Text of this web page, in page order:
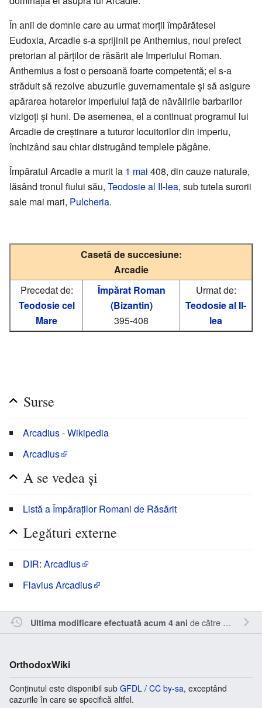
În anii de domnie care au urmat morții împărătesei
Eudoxia, Arcadie s-a sprijinit pe Anthemius, noul prefect
pretorian al părților de răsărit ale Imperiului Roman.
Anthemius a fost o persoană foarte competentă; el s-a
străduit să rezolve abuzurile guvernamentale și să asigure
apărarea hotarelor imperiului față de năvălirile barbarilor
vizigoți și huni. De asemenea, el a continuat programul lui
Arcadie de creștinare a tuturor locuitorilor din imperiu,
închizând sau chiar distrugând templele păgâne.
Împăratul Arcadie a murit la 1 mai 408, din cauze naturale,
lăsând tronul fiului său, Teodosie al II-lea, sub tutela surorii
sale mai mari, Pulcheria.
Casetă de succesiune:
Arcadie
Precedat de:
Teodosie cel
Mare
Împărat Roman
(Bizantin)
395-408
Urmat de:
Teodosie al II-
lea
Surse
Arcadius - Wikipedia
Arcadius
A se vedea și
Listă a Împăraților Romani de Răsărit
Legături externe
DIR: Arcadius
Flavius Arcadius
Ultima modificare efectuată acum 4 ani de către Sîmbotin
OrthodoxWiki
Conținutul este disponibil sub GFDL / CC by-sa, exceptând
cazurile în care se specifică altfel.